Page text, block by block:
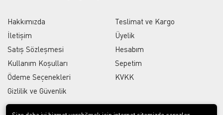
Hakkımızda
İletişim
Satış Sözleşmesi
Kullanım Koşulları
Ödeme Seçenekleri
Gizlilik ve Güvenlik
Teslimat ve Kargo
Üyelik
Hesabım
Sepetim
KVKK